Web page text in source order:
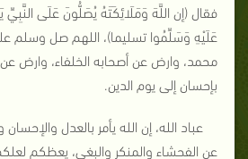
فقال (إن اللَّهَ وَمَلَائِكَتَهُ يُصَلُّونَ عَلَى النَّبِيِّ
عَلَيْهِ وَسَلِّمُوا تسليما)، اللهم صل
محمد، وارض عن أصحابه الخلفاء، وارض عن
بإحسان إلى يوم الدين.
عباد الله، إن الله يأمر بالعدل
عن الفحشاء والمنكر والبغي، يعظكم